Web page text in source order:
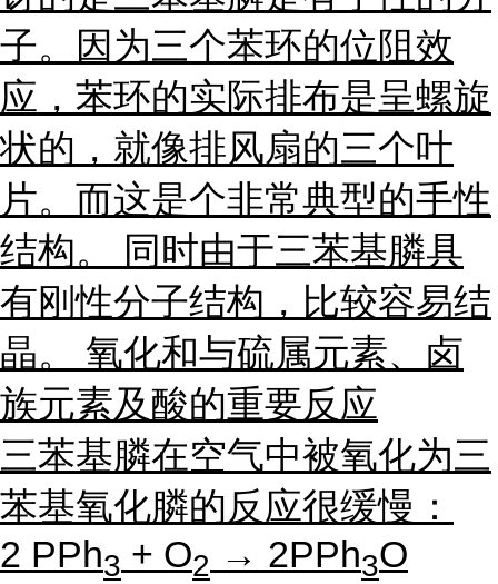
子。因为三个苯环的位阻效
应，苯环的实际排布是呈螺旋
状的，就像排风扇的三个叶
片。而这是个非常典型的手性
结构。 同时由于三苯基膦具
有刚性分子结构，比较容易结
晶。 氧化和与硫属元素、卤
族元素及酸的重要反应
三苯基膦在空气中被氧化为三
苯基氧化膦的反应很缓慢：
2 PPh3 + O2 → 2PPh3O